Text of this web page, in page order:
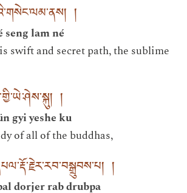
།
seng lam né
swift and secret path, the sublime
།
gyi yeshe ku
of all of the buddhas,
།
dorjer rab drubpa